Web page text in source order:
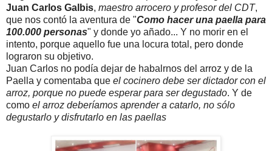
Juan Carlos Galbis, maestro arrocero y profesor del CDT,
que nos contó la aventura de "Como hacer una paella para
100.000 personas" y donde yo añado... Y no morir en el
intento, porque aquello fue una locura total, pero donde
lograron su objetivo.
Juan Carlos no podía dejar de habalrnos del arroz y de la
Paella y comentaba que el cocinero debe ser dictador con el
arroz, porque no puede esperar para ser degustado. Y de
como el arroz deberíamos aprender a catarlo, no sólo
degustarlo y disfrutarlo en las paellas